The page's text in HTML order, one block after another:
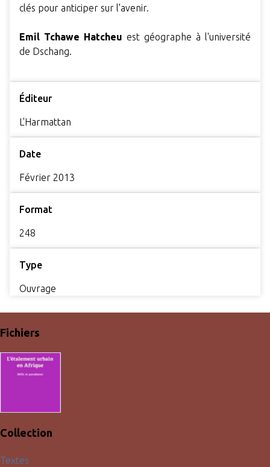
clés pour anticiper sur l'avenir.
Emil Tchawe Hatcheu est géographe à l'université
de Dschang.
Éditeur
L'Harmattan
Date
Février 2013
Format
248
Type
Ouvrage
Fichiers
Collection
Textes